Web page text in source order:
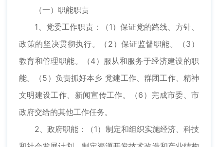
（一）职能职责
1、党委工作职责：（1）保证党的路线、方针、
政策的坚决贯彻执行。（2）保证监督职能。（3）
教育和管理职能。（4）服从和服务于经济建设的职
能。（5）负责抓好本乡 党建工作、群团工作、精神
文明建设工作、新闻宣传工作。（6）完成市委、市
政府交给的其他工作任务。
2、政府职能：（1）制定和组织实施经济、科技